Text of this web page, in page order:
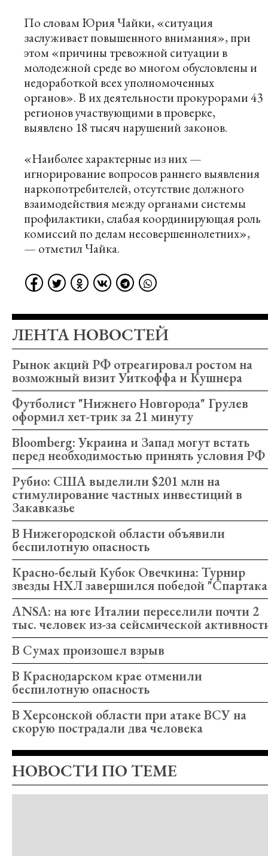
По словам Юрия Чайки, «ситуация
заслуживает повышенного внимания», при
этом «причины тревожной ситуации в
молодежной среде во многом обусловлены и
недоработкой всех уполномоченных
органов». В их деятельности прокурорами 43
регионов участвующими в проверке,
выявлено 18 тысяч нарушений законов.
«Наиболее характерные из них —
игнорирование вопросов раннего выявления
наркопотребителей, отсутствие должного
взаимодействия между органами системы
профилактики, слабая координирующая роль
комиссий по делам несовершеннолетних»,
— отметил Чайка.
ЛЕНТА НОВОСТЕЙ
Рынок акций РФ отреагировал ростом на
возможный визит Уиткоффа и Кушнера
Футболист "Нижнего Новгорода" Грулев
оформил хет-трик за 21 минуту
Bloomberg: Украина и Запад могут встать
перед необходимостью принять условия РФ
Рубио: США выделили $201 млн на
стимулирование частных инвестиций в
Закавказье
В Нижегородской области объявили
беспилотную опасность
Красно-белый Кубок Овечкина: Турнир
звезды НХЛ завершился победой
ANSA: на юге Италии переселили почти 2
тыс. человек из-за сейсмической
В Сумах произошел взрыв
В Краснодарском крае отменили
беспилотную опасность
В Херсонской области при атаке ВСУ на
скорую пострадали два человека
НОВОСТИ ПО ТЕМЕ